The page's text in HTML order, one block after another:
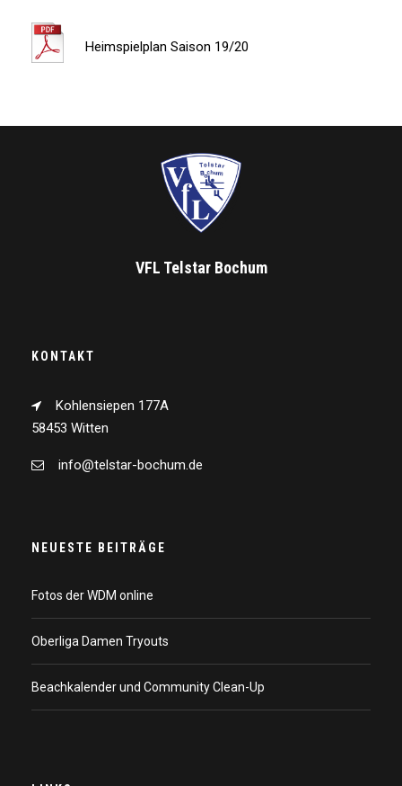
Heimspielplan Saison 19/20
VFL Telstar Bochum
KONTAKT
Kohlensiepen 177A
58453 Witten
info@telstar-bochum.de
NEUESTE BEITRÄGE
Fotos der WDM online
Oberliga Damen Tryouts
Beachkalender und Community Clean-Up